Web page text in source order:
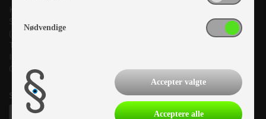
Kronjyllands Camping Center A/S
Suderholmen 10, 8960 Randers SØ
(Lige ud til Grenåvej)
Tlf. +45 87 10 98 70
Info@as-kcc.dk
CVR: 33 38 77 33
Samtykke til nyhedsbrev
Nødvendige
Accepter valgte
Acceptere alle